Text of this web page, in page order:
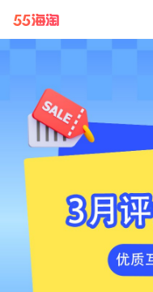
带你去官网买正品